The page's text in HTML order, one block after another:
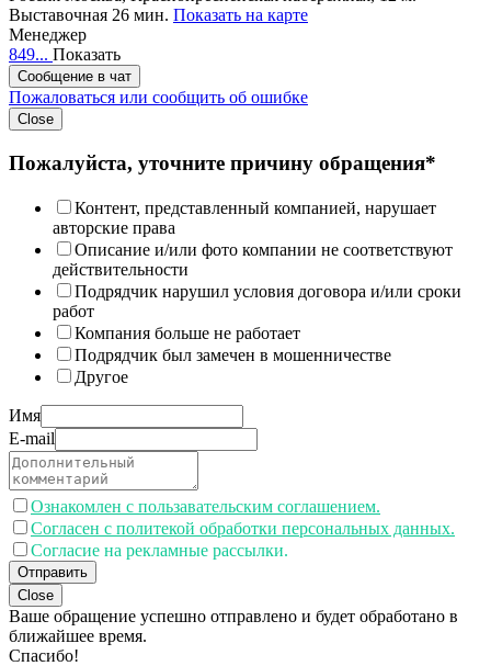
Выставочная 26 мин. Показать на карте
Менеджер
849... Показать
Сообщение в чат
Пожаловаться или сообщить об ошибке
Close
Пожалуйста, уточните причину обращения*
Контент, представленный компанией, нарушает
авторские права
Описание и/или фото компании не соответствуют
действительности
Подрядчик нарушил условия договора и/или сроки
работ
Компания больше не работает
Подрядчик был замечен в мошенничестве
Другое
Имя
E-mail
Ознакомлен с пользавательским соглашением.
Согласен с политекой обработки персональных данных.
Согласие на рекламные рассылки.
Отправить
Close
Ваше обращение успешно отправлено и будет обработано в
ближайшее время.
Спасибо!